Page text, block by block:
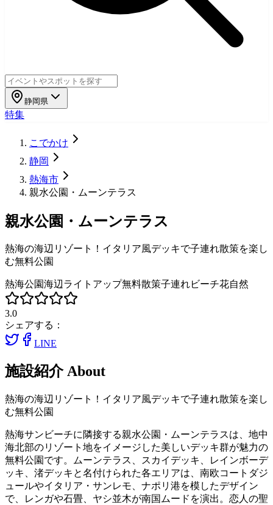
静岡県
特集
こでかけ
静岡
熱海市
親水公園・ムーンテラス
親水公園・ムーンテラス
熱海の海辺リゾート！イタリア風デッキで子連れ散策を楽し
む無料公園
熱海公園海辺ライトアップ無料散策子連れビーチ花自然
3.0
シェアする：
LINE
施設紹介 About
熱海の海辺リゾート！イタリア風デッキで子連れ散策を楽し
む無料公園
熱海サンビーチに隣接する親水公園・ムーンテラスは、地中
海北部のリゾート地をイメージした美しいデッキ群が魅力の
無料公園です。ムーンテラス、スカイデッキ、レインボーデ
ッキ、渚デッキと名付けられた各エリアは、南欧コートダジ
ュールやイタリア・サンレモ、ナポリ港を模したデザイン
で、レンガや石畳、ヤシ並木が南国ムードを演出。恋人の聖